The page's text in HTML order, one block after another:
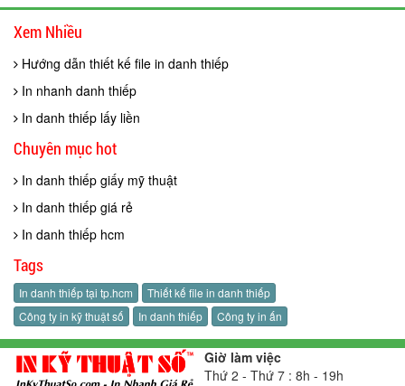
Xem Nhiều
Hướng dẫn thiết kế file in danh thiếp
In nhanh danh thiếp
In danh thiếp lấy liền
Chuyên mục hot
In danh thiếp giấy mỹ thuật
In danh thiếp giá rẻ
In danh thiếp hcm
Tags
In danh thiếp tại tp.hcm
Thiết kế file in danh thiếp
Công ty in kỹ thuật số
In danh thiếp Công ty in ấn
Giờ làm việc
Thứ 2 - Thứ 7 : 8h - 19h